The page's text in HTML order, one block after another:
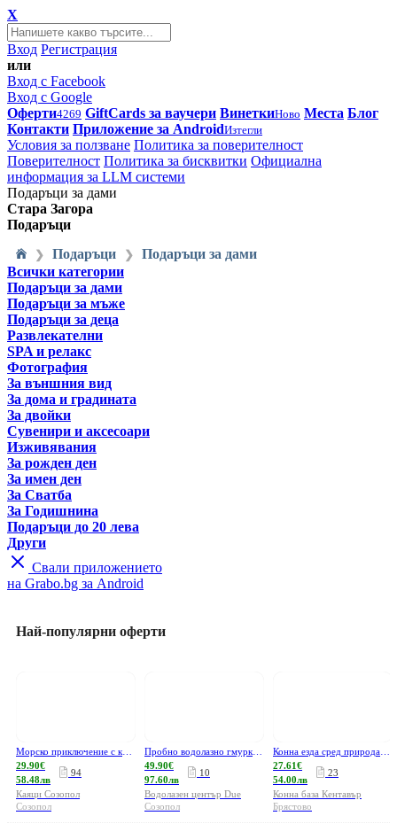
X
Вход Регистрация
или
Вход с Facebook
Вход с Google
Оферти4269 GiftCards за ваучери ВинеткиНово Места Блог
Контакти Приложение за AndroidИзтегли
Условия за ползване Политика за поверителност
Поверителност Политика за бисквитки Официална
информация за LLM системи
Подаръци за дами
Стара Загора
Подаръци
❯ Подаръци ❯
Подаръци за дами
Всички категории
Подаръци за дами
Подаръци за мъже
Подаръци за деца
Развлекателни
SPA и релакс
Фотография
За външния вид
За дома и градината
За двойки
Сувенири и аксесоари
Изживявания
За рожден ден
За имен ден
За Сватба
За Годишнина
Подаръци до 20 лева
Други
Свали приложението
на Grabo.bg за Android
Най-популярни оферти
29.90€
58.48лв
94
Каяци Созопол
Созопол
49.90€
97.60лв
10
Водолазен център Due
Созопол
27.61€
54.00лв
23
Конна база Кентавър
Брястово